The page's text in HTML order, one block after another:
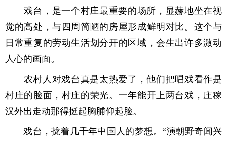
戏台，是一个村庄最重要的场所，显赫地坐在视
觉的高处，与四周简陋的房屋形成鲜明对比。这个与
日常重复的劳动生活划分开的区域，会生出许多激动
人心的画面。
农村人对戏台真是太热爱了，他们把唱戏看作是
村庄的脸面，村庄的荣光。一年能开上两台戏，庄稼
汉外出走动那得挺起胸脯仰起脸。
戏台，拢着几千年中国人的梦想。“演朝野奇闻兴